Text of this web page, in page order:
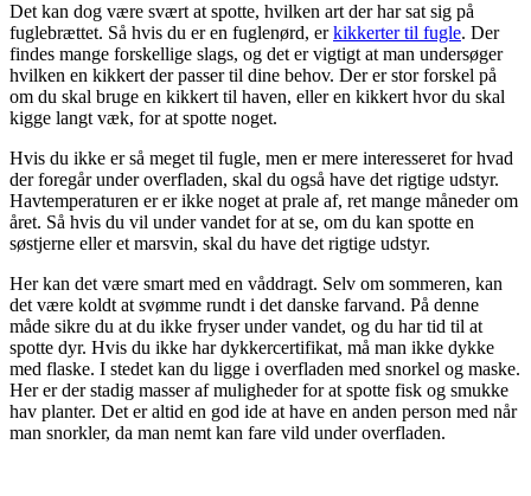
Det kan dog være svært at spotte, hvilken art der har sat sig på
fuglebrættet. Så hvis du er en fuglenørd, erkikkerter til fugle. Der
findes mange forskellige slags, og det er vigtigt at man undersøger
hvilken en kikkert der passer til dine behov. Der er stor forskel på
om du skal bruge en kikkert til haven, eller en kikkert hvor du skal
kigge langt væk, for at spotte noget.
Hvis du ikke er så meget til fugle, men er mere interesseret for hvad
der foregår under overfladen, skal du også have det rigtige udstyr.
Havtemperaturen er er ikke noget at prale af, ret mange måneder om
året. Så hvis du vil under vandet for at se, om du kan spotte en
søstjerne eller et marsvin, skal du have det rigtige udstyr.
Her kan det være smart med en våddragt. Selv om sommeren, kan
det være koldt at svømme rundt i det danske farvand. På denne
måde sikre du at du ikke fryser under vandet, og du har tid til at
spotte dyr. Hvis du ikke har dykkercertifikat, må man ikke dykke
med flaske. I stedet kan du ligge i overfladen med snorkel og maske.
Her er der stadig masser af muligheder for at spotte fisk og smukke
hav planter. Det er altid en god ide at have en anden person med når
man snorkler, da man nemt kan fare vild under overfladen.